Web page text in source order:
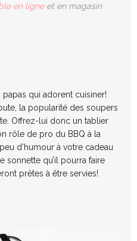
en ligneet en magasin
qui adorent cuisiner!
la popularité des soupers
Offrez-lui donc un tablier
rôle de pro du BBQ à la
d’humour à votre cadeau
sonnette qu’il pourra faire
prêtes à être servies!